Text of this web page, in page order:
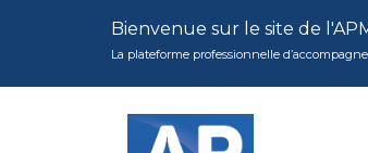
Bienvenue sur le site de
La plateforme professionnelle